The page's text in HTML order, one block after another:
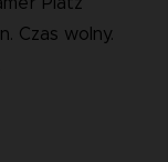
Czas wolny.